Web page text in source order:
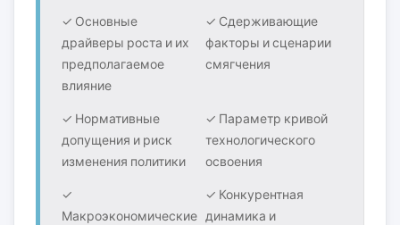
✓ Основные
драйверы роста и их
предполагаемое
влияние
✓ Сдерживающие
факторы и сценарии
смягчения
✓ Нормативные
допущения и риск
изменения политики
✓ Параметр кривой
технологического
освоения
✓
Макроэкономические
✓ Конкурентная
динамика и